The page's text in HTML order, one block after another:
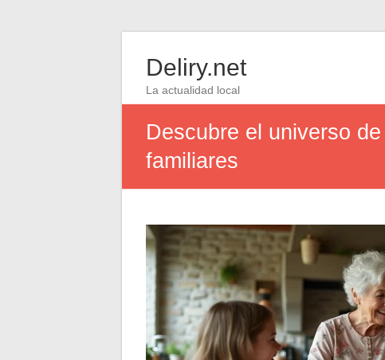
Deliry.net
La actualidad local
Descubre el universo
familiares